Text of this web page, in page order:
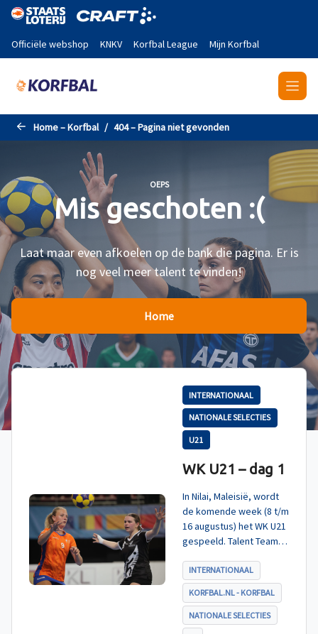
Naar de hoofdinhoud gaan
Officiële webshop KNKV Korfbal League Mijn Korfbal
Home – Korfbal 404 – Pagina niet gevonden
OEPS
Mis geschoten :(
Laat maar even afkoelen op de bank die pagina. Er is
nog veel meer talent te vinden!
Home
INTERNATIONAAL
NATIONALE SELECTIES
U21
WK U21 – dag 1
In Nilai, Maleisië, wordt
de komende week (8 t/m
16 augustus) het WK U21
gespeeld. Talent TeamNL
poule A, met Nieuw-
Zeeland, Hong Kong
China en India. De eerste
wedstrijd, tegen Nieuw-
Zeeland U21, werd zoals
INTERNATIONAAL
KORFBAL.NL - KORFBAL
NATIONALE SELECTIES